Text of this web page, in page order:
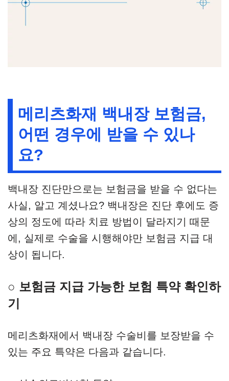
메리츠화재 백내장 보험금,
어떤 경우에 받을 수 있나
요?
백내장 진단만으로는 보험금을 받을 수 없다는
사실, 알고 계셨나요? 백내장은 진단 후에도 증
상의 정도에 따라 치료 방법이 달라지기 때문
에, 실제로 수술을 시행해야만 보험금 지급 대
상이 됩니다.
○ 보험금 지급 가능한 보험 특약 확인하
기
메리츠화재에서 백내장 수술비를 보장받을 수
있는 주요 특약은 다음과 같습니다.